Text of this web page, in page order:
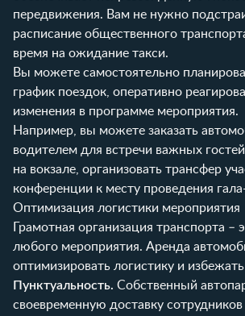
передвижения. Вам не нужно
расписание общественного
время на ожидание такси.
Вы можете самостоятельно
график поездок, оперативно
изменения в программе мероприятия.
Например, вы можете заказать
водителем для встречи важных
на вокзале, организовать трансфер
конференции к месту проведения
Оптимизация логистики мероприятия
Грамотная организация транспорта –
любого мероприятия. Аренда
оптимизировать логистику и
Пунктуальность. Собственный
своевременную доставку сотрудников